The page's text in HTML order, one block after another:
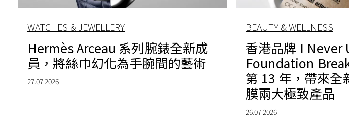
WATCHES & JEWELLERY
Hermès Arceau 系列腕錶全新成
員，將絲巾幻化為手腕間的藝術
27.07.2026
BEAUTY & WELLNESS
香港品牌 I Never
Foundation
第 13 年，帶來全
膜兩大極致產品
26.07.2026